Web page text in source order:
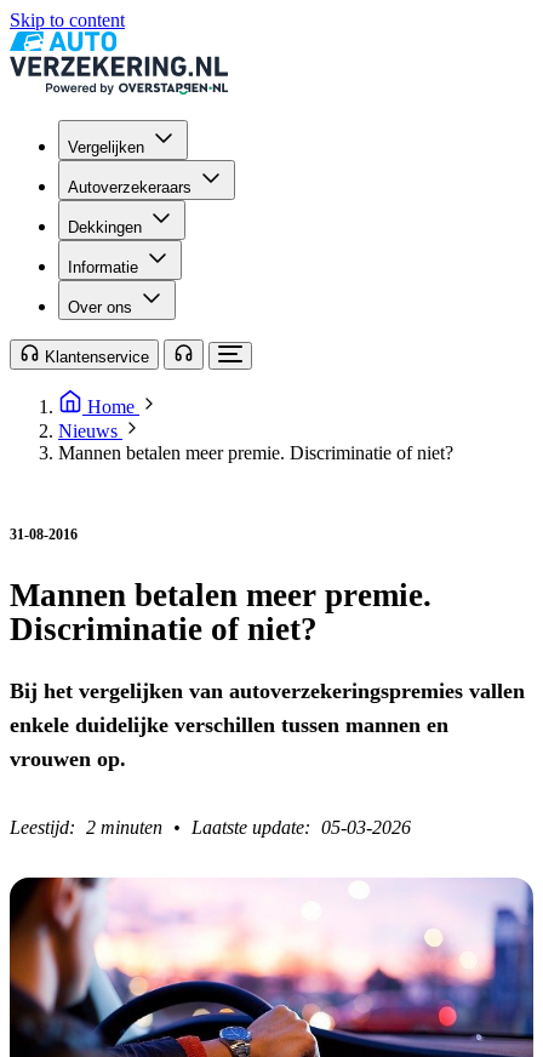
Skip to content
Vergelijken
Autoverzekeraars
Dekkingen
Informatie
Over ons
Klantenservice
Home
Nieuws
Mannen betalen meer premie. Discriminatie of niet?
31-08-2016
Mannen betalen meer premie.
Discriminatie of niet?
Bij het vergelijken van autoverzekeringspremies vallen
enkele duidelijke verschillen tussen mannen en
vrouwen op.
2 minuten 05-03-2026